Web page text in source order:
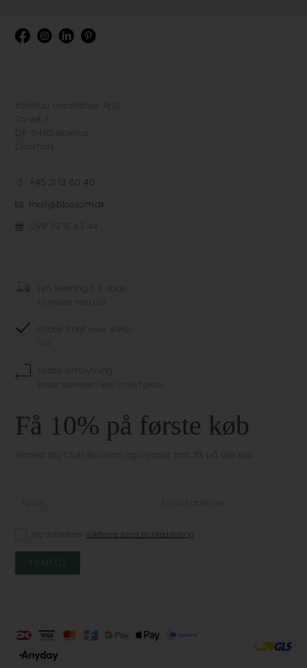
Kalstrup Livsstilshus ApS
Torvet 3
DK-9492 Blokhus
Danmark
+45 21 13 60 40
mail@blossom.dk
CVR: 32 15 43 44
Lyn levering, 1-3 dage
Få leveret med GLS
Gratis fragt over 499,-
Gratis ombytning
Passer størrelsen ikke? ombyt gratis
Få 10% på første køb
Tilmeld dig Club Blossom og opspar fast 3% på alle køb
Jeg accepterervilkårene samt markedsføring